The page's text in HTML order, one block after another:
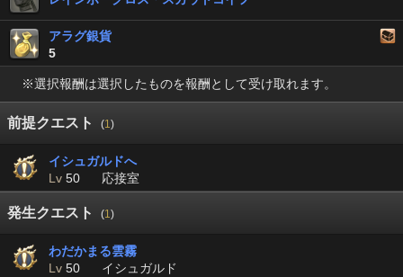
アラグ銀貨
5
※選択報酬は選択したものを報酬として受け取れます。
前提クエスト (1)
イシュガルドへ
Lv 50 応接室
発生クエスト (1)
わだかまる雲霧
Lv 50 イシュガルド